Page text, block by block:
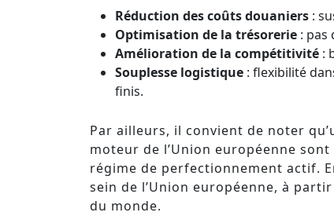
Réduction des coûts douaniers :
Optimisation de la trésorerie : pas
Amélioration de la compétitivité :
Souplesse logistique : flexibilité
finis.
Par ailleurs, il convient de noter
moteur de l’Union européenne
régime de perfectionnement actif.
sein de l’Union européenne, à
du monde.